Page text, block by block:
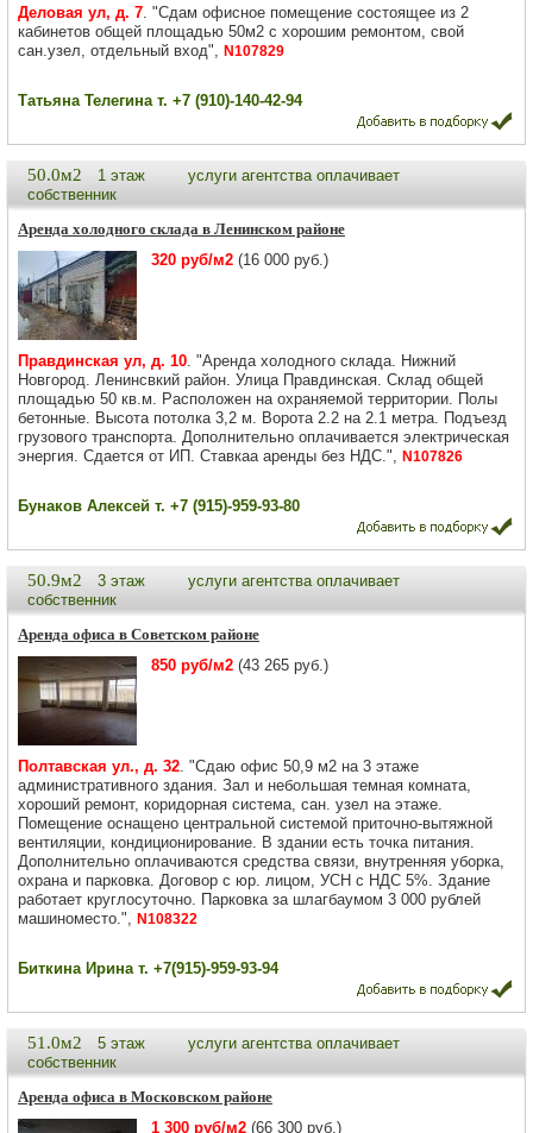
Деловая ул, д. 7. "Сдам офисное помещение состоящее из 2
кабинетов общей площадью 50м2 с хорошим ремонтом, свой
сан.узел, отдельный вход", N107829
Татьяна Телегина т. +7 (910)-140-42-94
50.0м2 1 этаж
услуги агентства оплачивает
собственник
Аренда холодного склада в Ленинском районе
320 руб/м2 (16 000 руб.)
Правдинская ул, д. 10. "Аренда холодного склада. Нижний
Новгород. Ленинсвкий район. Улица Правдинская. Склад общей
площадью 50 кв.м. Расположен на охраняемой территории. Полы
бетонные. Высота потолка 3,2 м. Ворота 2.2 на 2.1 метра. Подъезд
грузового транспорта. Дополнительно оплачивается электрическая
энергия. Сдается от ИП. Ставкаа аренды без НДС.", N107826
Бунаков Алексей т. +7 (915)-959-93-80
50.9м2 3 этаж
услуги агентства оплачивает
собственник
Аренда офиса в Советском районе
850 руб/м2 (43 265 руб.)
Полтавская ул., д. 32. "Сдаю офис 50,9 м2 на 3 этаже
административного здания. Зал и небольшая темная комната,
хороший ремонт, коридорная система, сан. узел на этаже.
Помещение оснащено центральной системой приточно-вытяжной
вентиляции, кондиционирование. В здании есть точка питания.
Дополнительно оплачиваются средства связи, внутренняя уборка,
охрана и парковка. Договор с юр. лицом, УСН с НДС 5%. Здание
работает круглосуточно. Парковка за шлагбаумом 3 000 рублей
машиноместо.", N108322
Биткина Ирина т. +7(915)-959-93-94
51.0м2 5 этаж
услуги агентства оплачивает
собственник
Аренда офиса в Московском районе
1 300 руб/м2 (66 300 руб.)